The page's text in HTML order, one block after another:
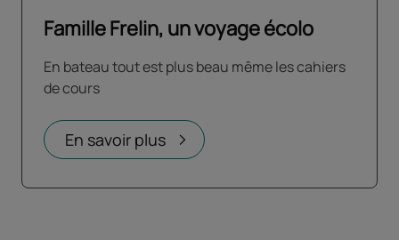
Famille Frelin, un voyage écolo
En bateau tout est plus beau même les cahiers
de cours
En savoir plus